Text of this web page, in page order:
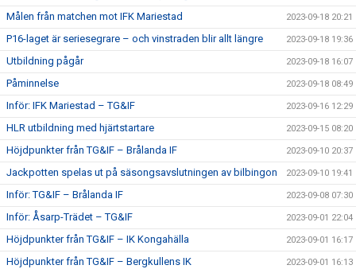
Målen från matchen mot IFK Mariestad 2023-09-18 20:21
P16-laget är seriesegrare – och vinstraden blir allt längre 2023-09-18 19:36
Utbildning pågår 2023-09-18 16:07
Påminnelse 2023-09-18 08:49
Inför: IFK Mariestad – TG&IF 2023-09-16 12:29
HLR utbildning med hjärtstartare 2023-09-15 08:20
Höjdpunkter från TG&IF – Brålanda IF 2023-09-10 20:37
Jackpotten spelas ut på säsongsavslutningen av bilbingon 2023-09-10 19:41
Inför: TG&IF – Brålanda IF 2023-09-08 07:30
Inför: Åsarp-Trädet – TG&IF 2023-09-01 22:04
Höjdpunkter från TG&IF – IK Kongahälla 2023-09-01 16:17
Höjdpunkter från TG&IF – Bergkullens IK 2023-09-01 16:13